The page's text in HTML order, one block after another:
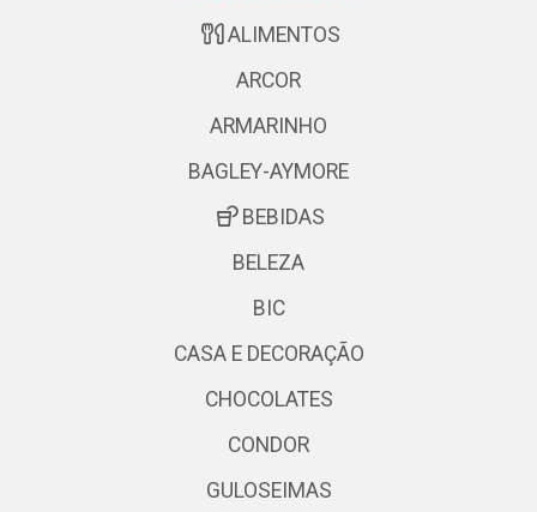
ALIMENTOS
ARCOR
ARMARINHO
BAGLEY-AYMORE
BEBIDAS
BELEZA
BIC
CASA E DECORAÇÃO
CHOCOLATES
CONDOR
GULOSEIMAS